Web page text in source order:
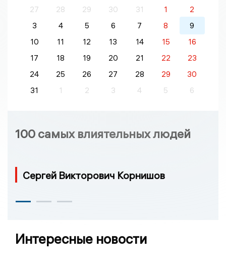
27
28 29 30 31 1
2
3
4 5 6 7 8
9
10
11 12 13 14 15
16
17
18 19 20 21 22
23
24
25 26 27 28 29
30
31
1 2 3 4 5 6
100 самых влиятельных людей
Сергей Викторович Корнишов
Интересные новости